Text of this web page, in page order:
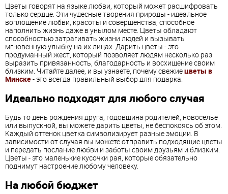
Цветы говорят на языке любви, который может расшифровать
только сердце. Эти чудесные творения природы - идеальное
воплощение любви, красоты и совершенства, способное
наполнить жизнь даже в унылом месте. Цветы обладают
способностью затрагивать жизни людей и вызывать
мгновенную улыбку на их лицах. Дарить цветы - это
продуманный жест, который позволяет людям несколько раз
выразить привязанность, благодарность и восхищение своим
близким. Читайте далее, и вы узнаете, почему свежиецветы в
Минске- это всегда правильный выбор для подарка.
Идеально подходят для любого случая
Будь то день рождения друга, годовщина родителей, новоселье
или выпускной, вы можете дарить цветы, не беспокоясь об этом.
Каждый оттенок цветка символизирует разные эмоции. В
зависимости от случая вы можете отправить подходящие цветы
и передать послание любви и заботы своим друзьям и близким.
Цветы - это маленькие кусочки рая, которые обязательно
поднимут настроение любому человеку.
На любой бюджет